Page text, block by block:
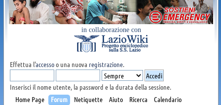
in collaborazione con
Effettua l'accessoo una nuova registrazione.
Inserisci il nome utente, la password e la durata della sessione.
Home Page
Forum Netiquette Aiuto Ricerca
Calendario